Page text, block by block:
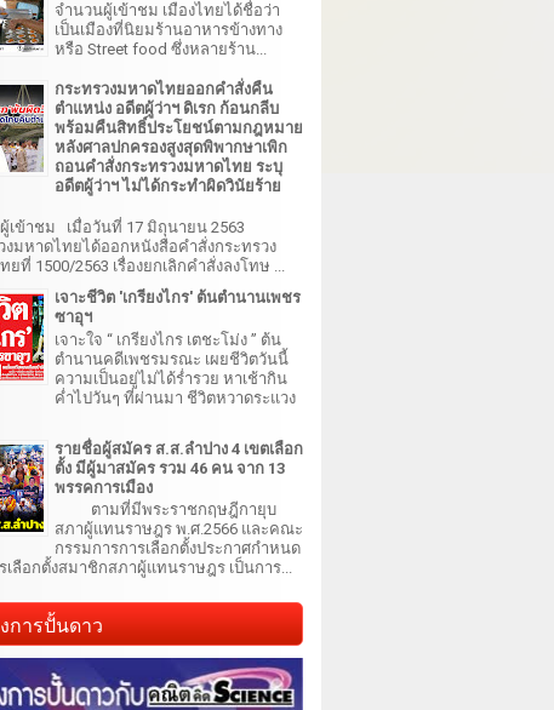
จำนวนผู้เข้าชม เมืองไทยได้ชื่อว่า
เป็นเมืองที่นิยมร้านอาหารข้างทาง
หรือ Street food ซึ่งหลายร้าน...
กระทรวงมหาดไทยออกคำสั่งคืน
ตำแหน่ง อดีตผู้ว่าฯ ดิเรก ก้อนกลีบ
พร้อมคืนสิทธิ์ประโยชน์ตามกฎหมาย
หลังศาลปกครองสูงสุดพิพากษาเพิก
ถอนคำสั่งกระทรวงมหาดไทย ระบุ
อดีตผู้ว่าฯ ไม่ได้กระทำผิดวินัยร้าย
เข้าชม เมื่อวันที่ 17 มิถุนายน 2563
งมหาดไทยได้ออกหนังสือคำสั่งกระทรวง
ยที่ 1500/2563 เรื่องยกเลิกคำสั่งลงโทษ ...
เจาะชีวิต 'เกรียงไกร' ต้นตำนานเพชร
ซาอุฯ
เจาะใจ “ เกรียงไกร เตชะโม่ง ” ต้น
ตำนานคดีเพชรมรณะ เผยชีวิตวันนี้
ความเป็นอยู่ไม่ได้ร่ำรวย หาเช้ากิน
ค่ำไปวันๆ ที่ผ่านมา ชีวิตหวาดระแวง
รายชื่อผู้สมัคร ส.ส.ลำปาง 4 เขตเลือก
ตั้ง มีผู้มาสมัคร รวม 46 คน จาก 13
พรรคการเมือง
ตามที่มีพระราชกฤษฎีกายุบ
สภาผู้แทนราษฎร พ.ศ.2566 และคณะ
กรรมการการเลือกตั้งประกาศกำหนด
เลือกตั้งสมาชิกสภาผู้แทนราษฎร เป็นการ...
การปั้นดาว